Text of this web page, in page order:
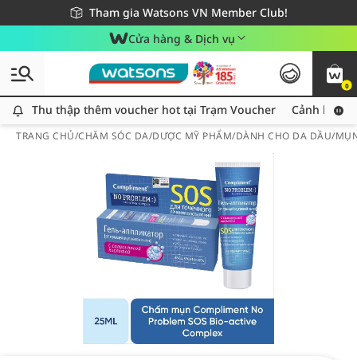
Tham gia Watsons VN Member Club!
Miễn phí giao hàng cho đơn hàng từ 249,000Đ
Giao hàng nhanh 24h - Áp dụng khu vực TP. Hồ Chí Minh
Cửa hàng & Dịch vụ
0
Thu thập thêm voucher hot tại Trạm Voucher
Thu thập thêm voucher hot tại Trạm Voucher Cảnh báo
TRANG CHỦ/CHĂM SÓC DA/DƯỢC MỸ PHẨM/DÀNH CHO DA DẦU/